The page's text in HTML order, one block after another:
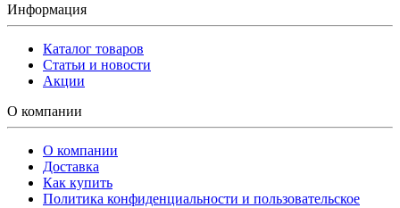
Информация
Каталог товаров
Статьи и новости
Акции
О компании
О компании
Доставка
Как купить
Политика конфиденциальности и пользовательское